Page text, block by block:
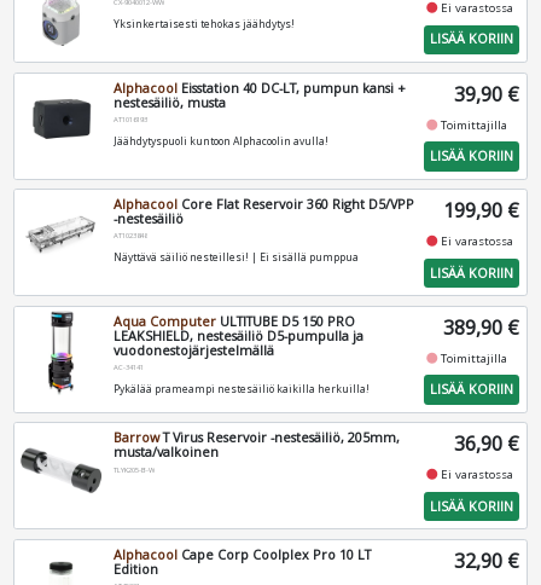
CX-9040012-WW
Yksinkertaisesti tehokas jäähdytys!
fiber_manual_record Ei varastossa
LISÄÄ KORIIN
Alphacool Eisstation 40 DC-LT, pumpun kansi +
nestesäiliö, musta
AT1016193
Jäähdytyspuoli kuntoon Alphacoolin avulla!
39,90 €
fiber_manual_recordToimittajilla
LISÄÄ KORIIN
Alphacool Core Flat Reservoir 360 Right D5/VPP
-nestesäiliö
AT1023848
Näyttävä säiliö nesteillesi! | Ei sisällä pumppua
199,90 €
fiber_manual_record Ei varastossa
LISÄÄ KORIIN
Aqua Computer ULTITUBE D5 150 PRO
LEAKSHIELD, nestesäiliö D5-pumpulla ja
vuodonestojärjestelmällä
AC-34141
Pykälää prameampi nestesäiliö kaikilla herkuilla!
389,90 €
fiber_manual_recordToimittajilla
LISÄÄ KORIIN
BarrowT Virus Reservoir -nestesäiliö, 205mm,
musta/valkoinen
TLYK205-B-W
36,90 €
fiber_manual_record Ei varastossa
LISÄÄ KORIIN
Alphacool Cape Corp Coolplex Pro 10 LT
Edition
32,90 €